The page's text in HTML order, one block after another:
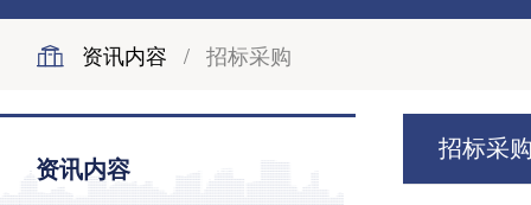
资讯内容 / 招标采购
资讯内容
招标采